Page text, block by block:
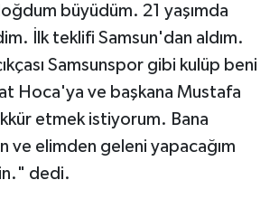
büyüdüm. 21 yaşımda
İlk teklifi Samsun'dan aldım.
Samsunspor gibi kulüp beni
Hoca'ya ve başkana Mustafa
etmek istiyorum. Bana
ve elimden geleni yapacağım
dedi.